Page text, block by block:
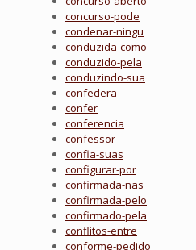
concurso-pode
condenar-ningu
conduzida-como
conduzido-pela
conduzindo-sua
confedera
confer
conferencia
confessor
confia-suas
configurar-por
confirmada-nas
confirmada-pelo
confirmado-pela
conflitos-entre
conforme-pedido